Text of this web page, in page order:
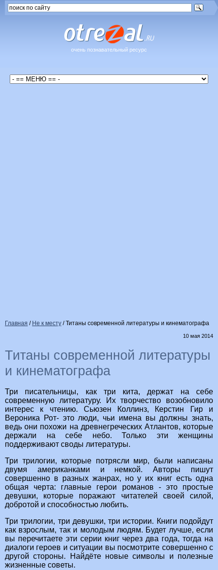
очень познавательный ресурс
Главная / Не к месту /Титаны современной литературы и кинематографа
10 мая 2014
Титаны современной литературы
и кинематографа
Три писательницы, как три кита, держат на себе
современную литературу. Их творчество возобновило
интерес к чтению. Сьюзен Коллинз, Керстин Гир и
Вероника Рот- это люди, чьи имена вы должны знать,
ведь они похожи на древнегреческих Атлантов, которые
держали на себе небо. Только эти женщины
поддерживают своды литературы.
Три трилогии, которые потрясли мир, были написаны
двумя американками и немкой. Авторы пишут
совершенно в разных жанрах, но у их книг есть одна
общая черта: главные герои романов - это простые
девушки, которые поражают читателей своей силой,
добротой и способностью любить.
Три трилогии, три девушки, три истории. Книги подойдут
как взрослым, так и молодым людям. Будет лучше, если
вы перечитаете эти серии книг через два года, тогда на
диалоги героев и ситуации вы посмотрите совершенно с
другой стороны. Найдёте новые символы и полезные
жизненные советы.